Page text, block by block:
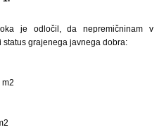
je odločil, da nepremičninam v
grajenega javnega dobra:
m2